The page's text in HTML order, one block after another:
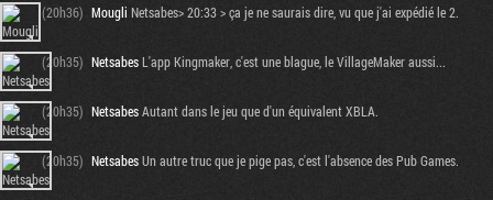
(20h36) Mougli Netsabes> 20:33 > ça je ne saurais dire, vu que j'ai expédié le 2.
(20h35) NetsabesL'app Kingmaker, c'est une blague, le VillageMaker aussi...
(20h35) NetsabesAutant dans le jeu que d'un équivalent XBLA.
(20h35) NetsabesUn autre truc que je pige pas, c'est l'absence des Pub Games.